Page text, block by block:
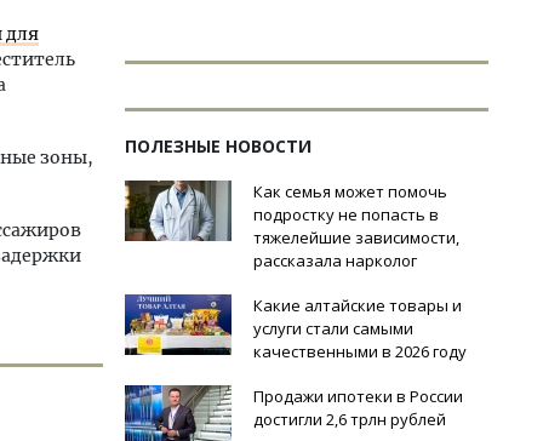
для
зоны,
ПОЛЕЗНЫЕ НОВОСТИ
Как семья может помочь
подростку не попасть в
тяжелейшие зависимости,
рассказала нарколог
Какие алтайские товары и
услуги стали самыми
качественными в 2026 году
Продажи ипотеки в России
достигли 2,6 трлн рублей